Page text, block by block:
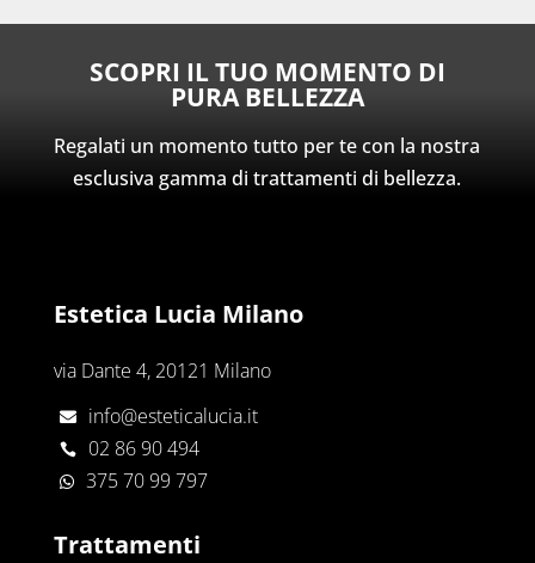
SCOPRI IL TUO MOMENTO DI
PURA BELLEZZA
Regalati un momento tutto per te con la nostra
esclusiva gamma di trattamenti di bellezza.
Estetica Lucia Milano
via Dante 4, 20121 Milano
 info@esteticalucia.it
 02 86 90 494
 375 70 99 797
Trattamenti